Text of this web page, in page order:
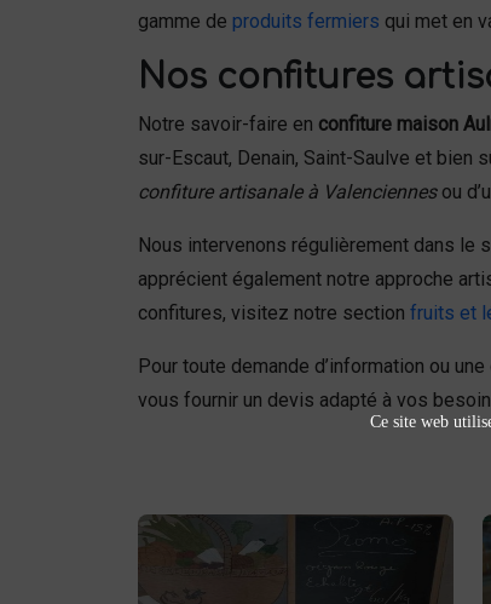
gamme de produits fermiers qui met en
Nos confitures
Notre savoir-faire en confiture maison
sur-Escaut, Denain, Saint-Saulve et bien
confiture artisanale à Valenciennesou
Nous intervenons régulièrement dans le
apprécient également notre approche
confitures, visitez notre section fruits et
Pour toute demande d’information ou
vous fournir un devis adapté à vos
Ce site web